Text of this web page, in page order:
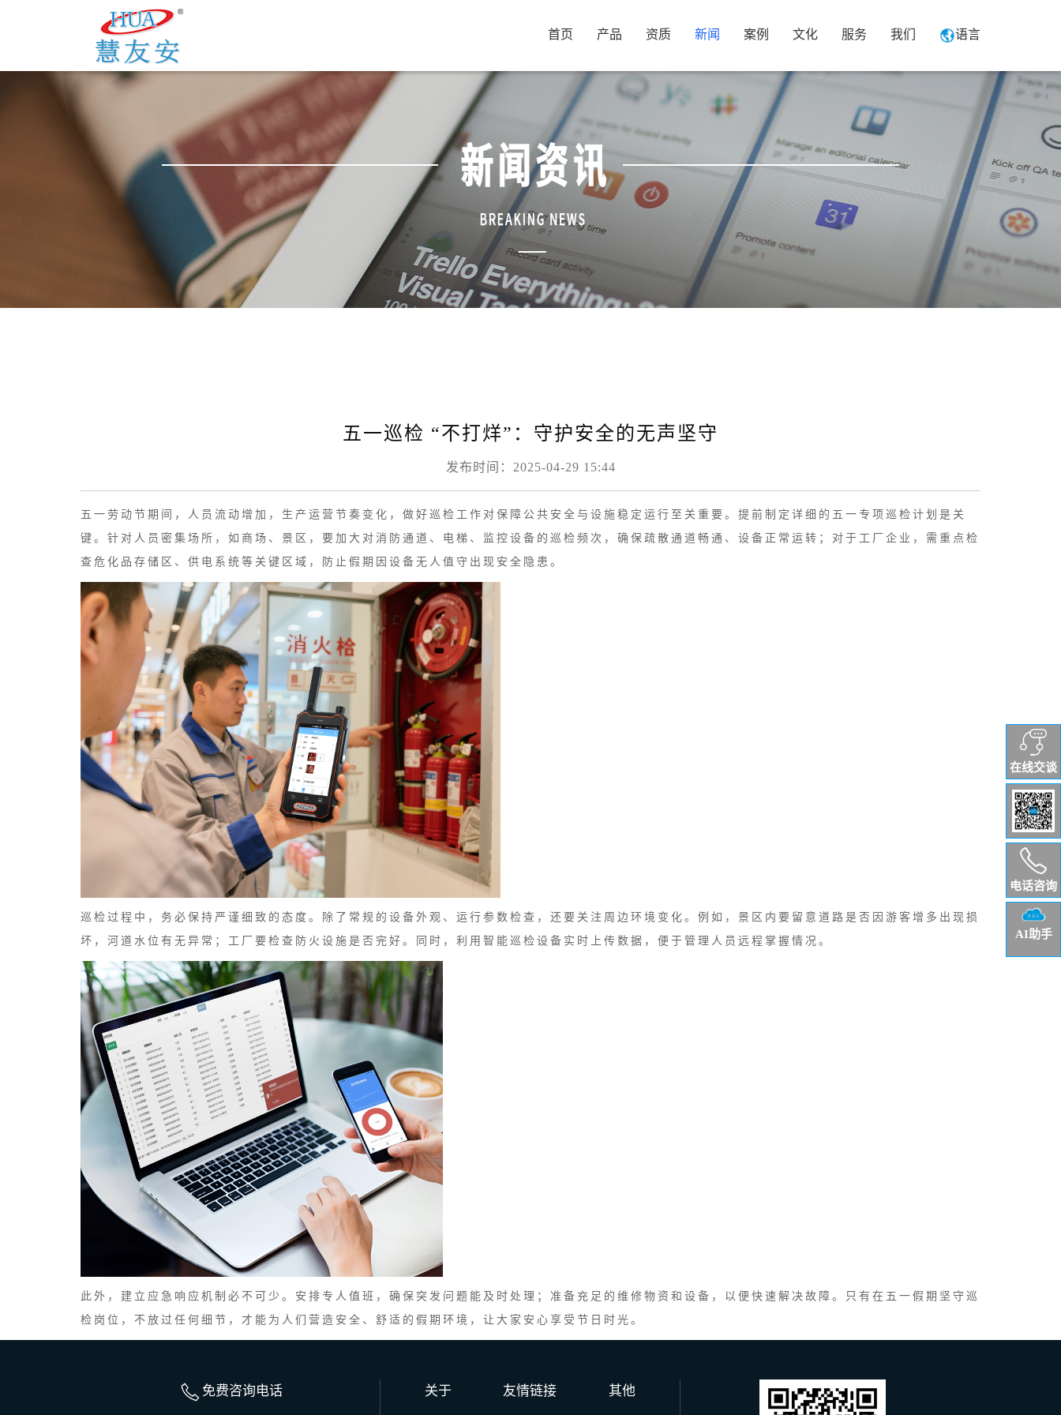
首页 产品 资质 新闻 案例 文化 服务 我们 语言
五一巡检 “不打烊”：守护安全的无声坚守
发布时间：2025-04-29 15:44
五一劳动节期间，人员流动增加，生产运营节奏变化，做好巡检工作对保障公共安全与设施稳定运行至关重要。提前制定详细的五一专项巡检计划是关
键。针对人员密集场所，如商场、景区，要加大对消防通道、电梯、监控设备的巡检频次，确保疏散通道畅通、设备正常运转；对于工厂企业，需重点检
查危化品存储区、供电系统等关键区域，防止假期因设备无人值守出现安全隐患。
巡检过程中，务必保持严谨细致的态度。除了常规的设备外观、运行参数检查，还要关注周边环境变化。例如，景区内要留意道路是否因游客增多出现损
坏，河道水位有无异常；工厂要检查防火设施是否完好。同时，利用智能巡检设备实时上传数据，便于管理人员远程掌握情况。
此外，建立应急响应机制必不可少。安排专人值班，确保突发问题能及时处理；准备充足的维修物资和设备，以便快速解决故障。只有在五一假期坚守巡
检岗位，不放过任何细节，才能为人们营造安全、舒适的假期环境，让大家安心享受节日时光。
在线交谈
电话咨询
AI助手
免费咨询电话 关于 友情链接 其他